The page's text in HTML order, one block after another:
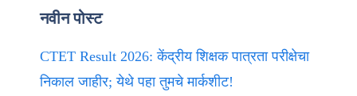
नवीन पोस्ट
CTET Result 2026: केंद्रीय शिक्षक पात्रता परीक्षेचा
निकाल जाहीर; येथे पहा तुमचे मार्कशीट!